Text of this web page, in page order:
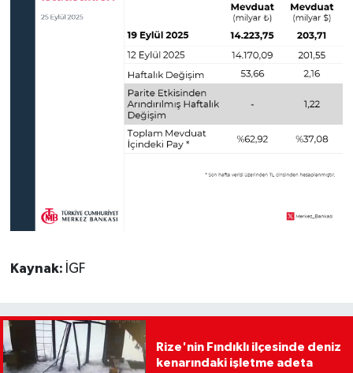
Kaynak: İGF
Rize'nin Fındıklı ilçesinde deniz
kenarındaki işletme adeta